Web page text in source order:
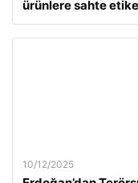
ürünlere sahte
10/12/2025